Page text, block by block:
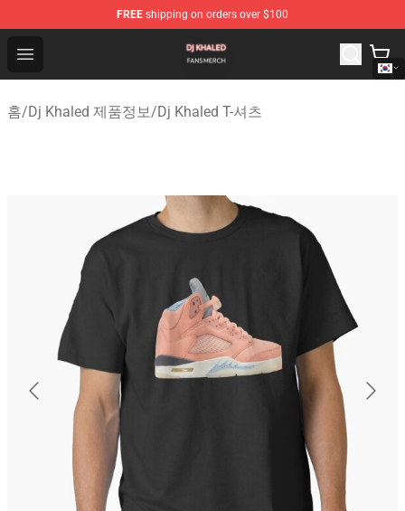
FREE shipping on orders over $100
Open menu
Dj Khaled Shop - Official Dj Khaled Merchandise Store
홈/Dj Khaled 제품정보/Dj Khaled T-셔츠